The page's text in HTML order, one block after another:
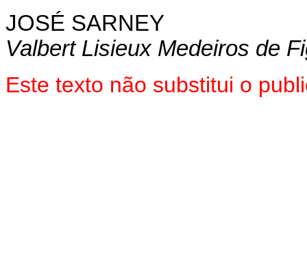
JOSÉ SARNEY
Valbert Lisieux Medeiros de
Este texto não substitui o